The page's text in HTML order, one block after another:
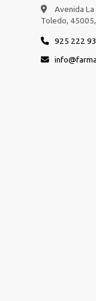
Avenida La
Toledo, 45005,
925 222
info